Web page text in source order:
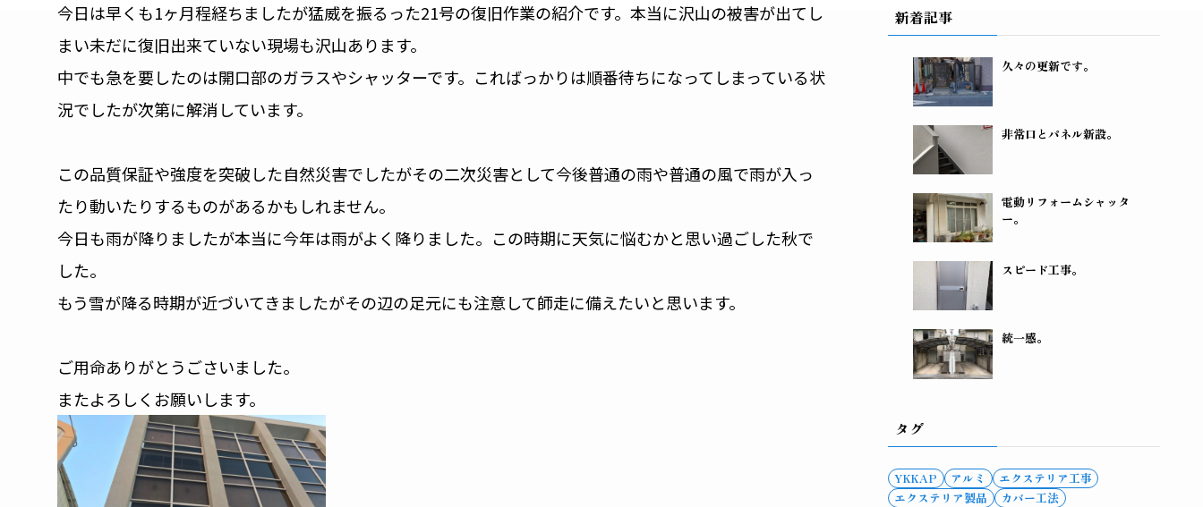
今日は早くも1ヶ月程経ちましたが猛威を振るった21号の復旧作業の紹介です。本当に沢山の被害が出てし
まい未だに復旧出来ていない現場も沢山あります。
中でも急を要したのは開口部のガラスやシャッターです。こればっかりは順番待ちになってしまっている状
況でしたが次第に解消しています。
この品質保証や強度を突破した自然災害でしたがその二次災害として今後普通の雨や普通の風で雨が入っ
たり動いたりするものがあるかもしれません。
今日も雨が降りましたが本当に今年は雨がよく降りました。この時期に天気に悩むかと思い過ごした秋で
した。
もう雪が降る時期が近づいてきましたがその辺の足元にも注意して師走に備えたいと思います。
ご用命ありがとうごさいました。
またよろしくお願いします。
新着記事
久々の更新です。
非常口とパネル新設。
電動リフォームシャッタ
ー。
スピード工事。
統一感。
タグ
YKKAP アルミ
エクステリア工事
エクステリア製品
カバー工法